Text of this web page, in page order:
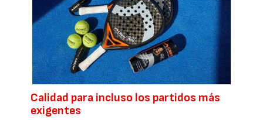
Calidad para incluso los partidos más
exigentes